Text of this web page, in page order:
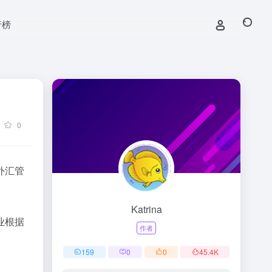
0
汇管
根据
Katrina
作者
159 0 0 45.4K